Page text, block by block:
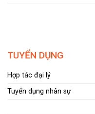
TUYỂN DỤNG
Hợp tác đại lý
Tuyển dụng nhân sự